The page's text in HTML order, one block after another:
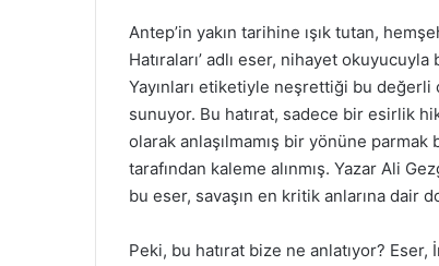
Antep’in yakın tarihine ışık tutan,
Hatıraları’ adlı eser, nihayet
Yayınları etiketiyle neşrettiği bu değerli
sunuyor. Bu hatırat, sadece bir esirlik
olarak anlaşılmamış bir yönüne
tarafından kaleme alınmış. Yazar Ali
bu eser, savaşın en kritik anlarına dair
Peki, bu hatırat bize ne anlatıyor?